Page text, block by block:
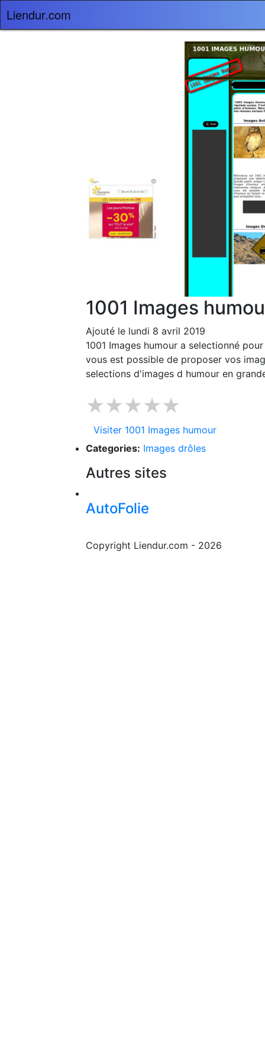
Liendur.com
1001 Images
Ajouté le lundi 8 avril 2019
1001 Images humour a selectionné
vous est possible de proposer vos
selections d'images d humour en
★★★★★
Visiter 1001 Images humour
Categories: Images drôles
Autres sites
AutoFolie
Copyright Liendur.com - 2026